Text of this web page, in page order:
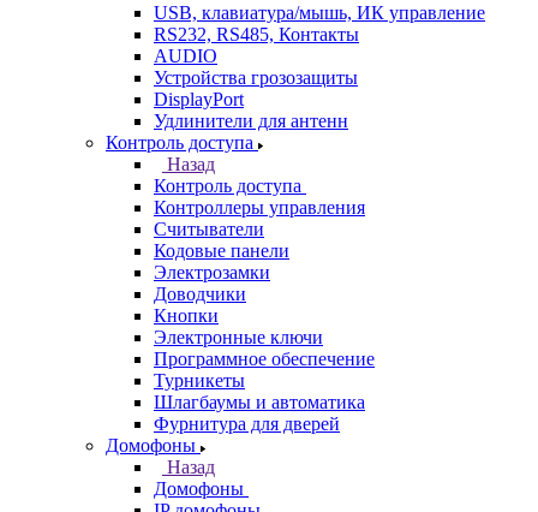
USB, клавиатура/мышь, ИК управление
RS232, RS485, Контакты
AUDIO
Устройства грозозащиты
DisplayPort
Удлинители для антенн
Контроль доступа
Назад
Контроль доступа
Контроллеры управления
Считыватели
Кодовые панели
Электрозамки
Доводчики
Кнопки
Электронные ключи
Программное обеспечение
Турникеты
Шлагбаумы и автоматика
Фурнитура для дверей
Домофоны
Назад
Домофоны